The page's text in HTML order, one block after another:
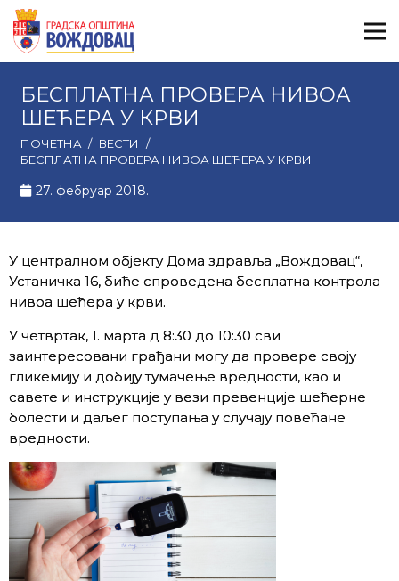
БЕСПЛАТНА ПРОВЕРА НИВОА
ШЕЋЕРА У КРВИ
ПОЧЕТНА / ВЕСТИ
/
БЕСПЛАТНА ПРОВЕРА НИВОА ШЕЋЕРА У КРВИ
27. фебруар 2018.
У централном објекту Дома здравља „Вождовац“,
Устаничка 16, биће спроведена бесплатна контрола
нивоа шећера у крви.
У четвртак, 1. марта д 8:30 до 10:30 сви
заинтересовани грађани могу да провере своју
гликемију и добију тумачење вредности, као и
савете и инструкције у вези превенције шећерне
болести и даљег поступања у случају повећане
вредности.